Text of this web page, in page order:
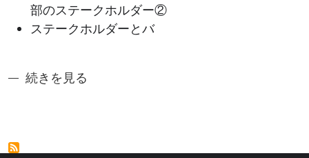
部のステークホルダー②
ステークホルダーとバ
奈良先端アントレシリーズ1: 多様性を前提とした
続きを見る